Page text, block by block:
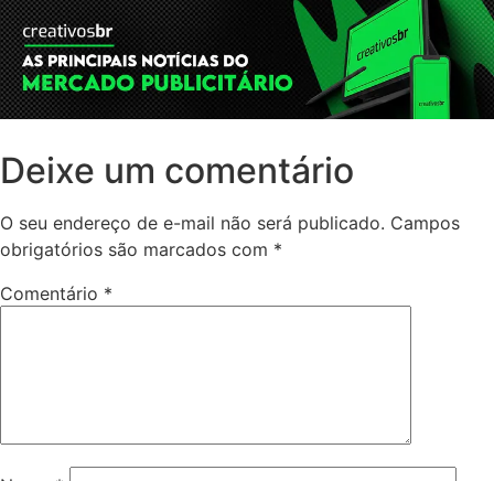
Deixe um comentário
O seu endereço de e-mail não será publicado. Campos
obrigatórios são marcados com *
Comentário *